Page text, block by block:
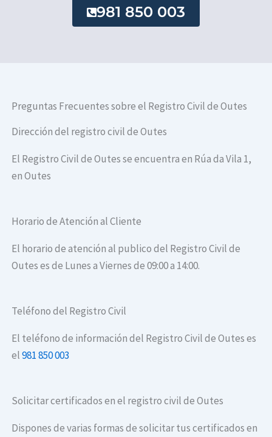
981 850 003
Preguntas Frecuentes sobre el Registro Civil de Outes
Dirección del registro civil de Outes
El Registro Civil de Outes se encuentra en Rúa da Vila 1,
en Outes
Horario de Atención al Cliente
El horario de atención al publico del Registro Civil de
Outes es de Lunes a Viernes de 09:00 a 14:00.
Teléfono del Registro Civil
El teléfono de información del Registro Civil de Outes es
el981 850 003
Solicitar certificados en el registro civil de Outes
Dispones de varias formas de solicitar tus certificados en